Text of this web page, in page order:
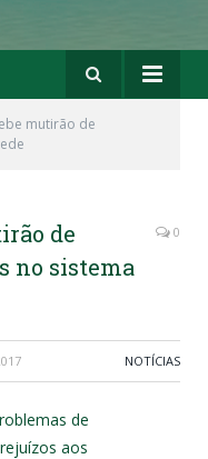
mutirão de
de
no sistema
0
NOTÍCIAS
de
aos